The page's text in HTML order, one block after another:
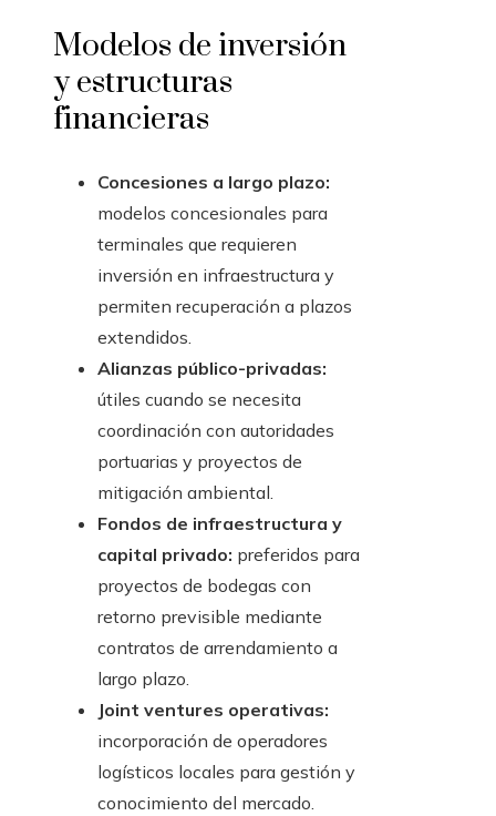
Modelos de inversión
y estructuras
financieras
Concesiones a largo plazo:
modelos concesionales para
terminales que requieren
inversión en infraestructura y
permiten recuperación a plazos
extendidos.
Alianzas público-privadas:
útiles cuando se necesita
coordinación con autoridades
portuarias y proyectos de
mitigación ambiental.
Fondos de infraestructura y
capital privado: preferidos para
proyectos de bodegas con
retorno previsible mediante
contratos de arrendamiento a
largo plazo.
Joint ventures operativas:
incorporación de operadores
logísticos locales para gestión y
conocimiento del mercado.